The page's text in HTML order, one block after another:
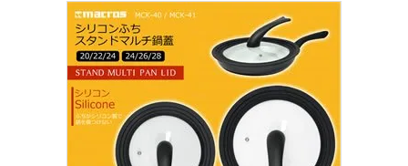
search
カテゴリーから探す